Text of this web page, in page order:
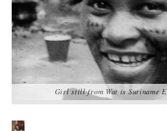
Girl still from Wat is Suriname